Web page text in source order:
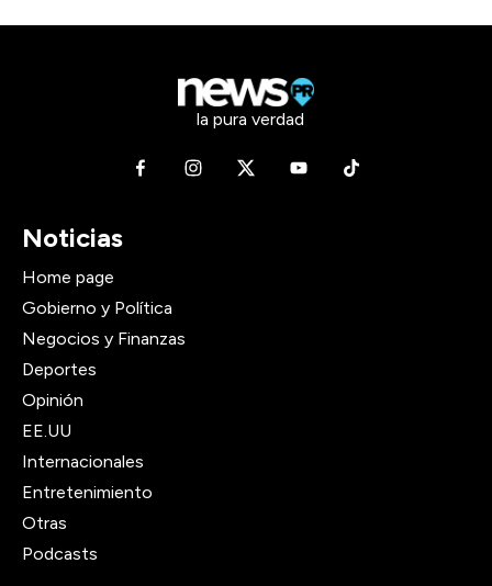
la pura verdad
Noticias
Home page
Gobierno y Política
Negocios y Finanzas
Deportes
Opinión
EE.UU
Internacionales
Entretenimiento
Otras
Podcasts